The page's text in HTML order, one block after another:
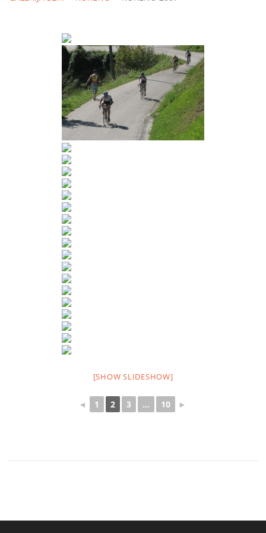
[SHOW SLIDESHOW]
◄ 1 2 3 ... 10 ►